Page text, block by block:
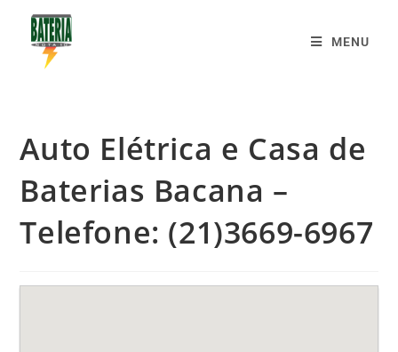
MENU
Auto Elétrica e Casa de
Baterias Bacana –
Telefone: (21)3669-6967